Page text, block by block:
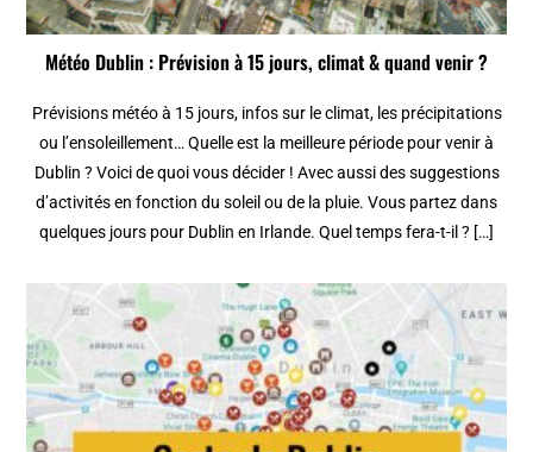
Météo Dublin : Prévision à 15 jours, climat & quand venir ?
Prévisions météo à 15 jours, infos sur le climat, les précipitations
ou l’ensoleillement… Quelle est la meilleure période pour venir à
Dublin ? Voici de quoi vous décider ! Avec aussi des suggestions
d’activités en fonction du soleil ou de la pluie. Vous partez dans
quelques jours pour Dublin en Irlande. Quel temps fera-t-il ? […]